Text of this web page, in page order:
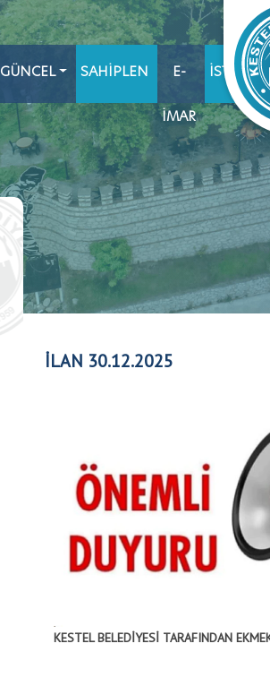
GÜNCEL SAHIPLEN E-
İMAR
İLAN 30.12.2025
KESTEL BELEDİYESİ TARAFINDAN